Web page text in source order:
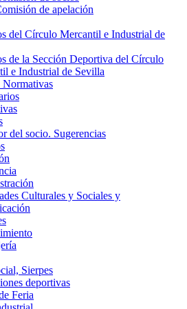
de apelación
del Círculo Mercantil e Industrial de
de la Sección Deportiva del Círculo
e Industrial de Sevilla
del socio. Sugerencias
Culturales y Sociales y
Sierpes
deportivas
Feria